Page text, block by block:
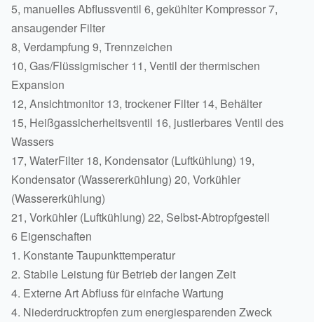
5, manuelles Abflussventil 6, gekühlter Kompressor 7,
ansaugender Filter
8, Verdampfung 9, Trennzeichen
10, Gas/Flüssigmischer 11, Ventil der thermischen
Expansion
12, Ansichtmonitor 13, trockener Filter 14, Behälter
15, Heißgassicherheitsventil 16, justierbares Ventil des
Wassers
17, WaterFilter 18, Kondensator (Luftkühlung) 19,
Kondensator (Wassererkühlung) 20, Vorkühler
(Wassererkühlung)
21, Vorkühler (Luftkühlung) 22, Selbst-Abtropfgestell
6 Eigenschaften
1. Konstante Taupunkttemperatur
2. Stabile Leistung für Betrieb der langen Zeit
4. Externe Art Abfluss für einfache Wartung
4. Niederdrucktropfen zum energiesparenden Zweck